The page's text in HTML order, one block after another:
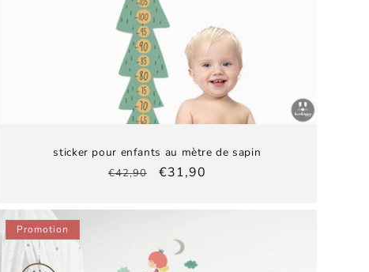
sticker pour enfants au mètre de sapin
Prix
€42,90
Prix
€31,90
Promotion